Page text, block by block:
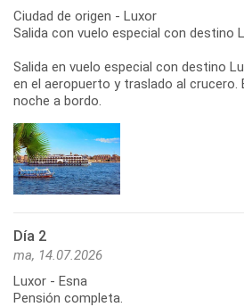
Ciudad de origen - Luxor
Salida con vuelo especial con destino
Salida en vuelo especial con destino
en el aeropuerto y traslado al crucero.
noche a bordo.
Día 2
ma, 14.07.2026
Luxor - Esna
Pensión completa.